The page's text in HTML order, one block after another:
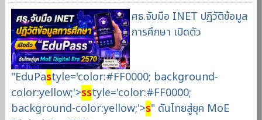
ศธ.จับมือ INET ปฏิวัติข้อมูล
การศึกษา เปิดตัว
"EduPastyle='color:#FF0000; background-
color:yellow;'>sstyle='color:#FF0000;
background-color:yellow;'>s" ดันไทยสู่ยุค MoE